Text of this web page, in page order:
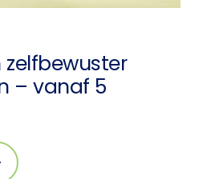
zelfbewuster
– vanaf 5